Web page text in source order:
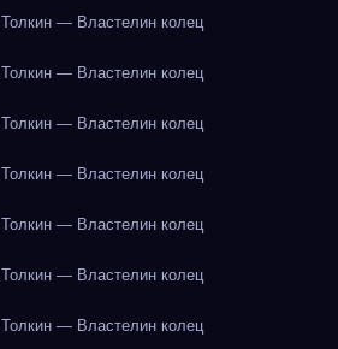
— Властелин колец
— Властелин колец
— Властелин колец
— Властелин колец
— Властелин колец
— Властелин колец
— Властелин колец